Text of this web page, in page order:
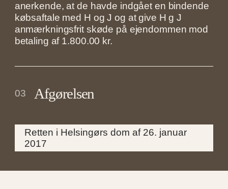
anerkende, at de havde indgået en bindende
købsaftale med H og J og at give H g J
anmærkningsfrit skøde på ejendommen mod
betaling af 1.800.00 kr.
03 Afgørelsen
Retten i Helsingørs dom af 26. januar
2017